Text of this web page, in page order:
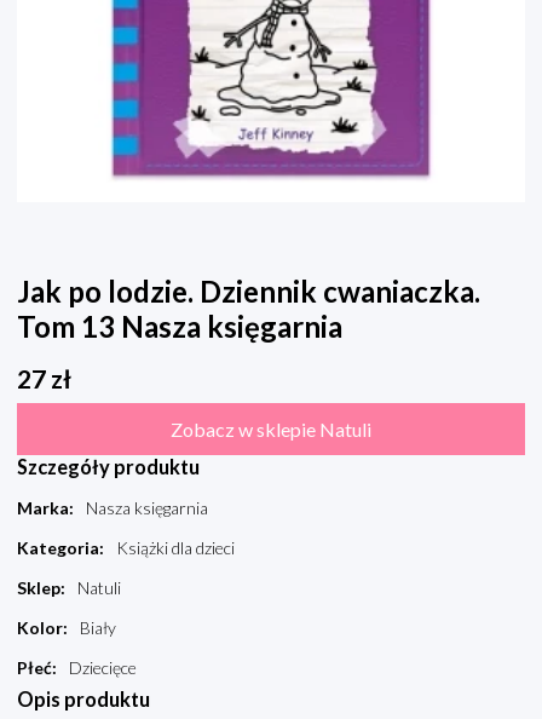
Jak po lodzie. Dziennik cwaniaczka.
Tom 13 Nasza księgarnia
27 zł
Zobacz w sklepie Natuli
Szczegóły produktu
Marka:
Nasza księgarnia
Kategoria:
Książki dla dzieci
Sklep:
Natuli
Kolor:
Biały
Płeć: Dziecięce
Opis produktu